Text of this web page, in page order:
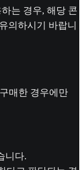
는 경우, 해당 콘
의하시기 바랍니
매한 경우에만
니다.